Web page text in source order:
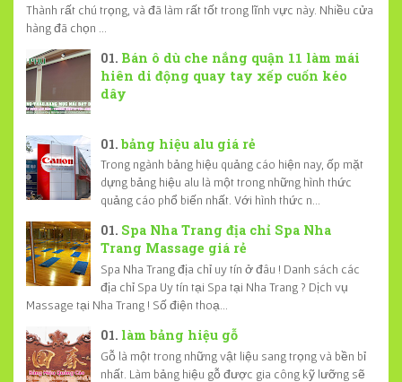
Thành rất chú trọng, và đã làm rất tốt trong lĩnh vực này. Nhiều cửa
hàng đã chọn ...
Bán ô dù che nắng quận 11 làm mái
hiên di động quay tay xếp cuốn kéo
dây
bảng hiệu alu giá rẻ
Trong ngành bảng hiệu quảng cáo hiện nay, ốp mặt
dựng bảng hiệu alu là một trong những hình thức
quảng cáo phổ biến nhất. Với hình thức n...
Spa Nha Trang địa chỉ Spa Nha
Trang Massage giá rẻ
Spa Nha Trang địa chỉ uy tín ở đâu ! Danh sách các
địa chỉ Spa Uy tín tại Spa tại Nha Trang ? Dịch vụ
Massage tại Nha Trang ! Số điện thoạ...
làm bảng hiệu gỗ
Gỗ là một trong những vật liệu sang trọng và bền bỉ
nhất. Làm bảng hiệu gỗ được gia công kỹ lưỡng sẽ